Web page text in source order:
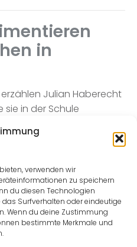
verwenden wir
zu speichern
du diesen Technologien
Surfverhalten oder eindeutige
Wenn du deine Zustimmung
bestimmte Merkmale und
in
erzählen Julian Haberecht
sie in der Schule
Aber für die
gibt es einen guten